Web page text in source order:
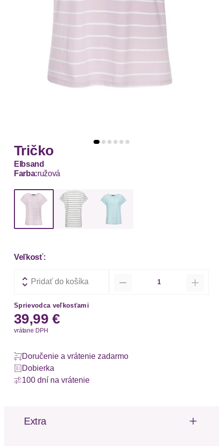
Tričko
Elbsand
Farba:ružová
Veľkosť:
Pridať do košíka
Sprievodca veľkosťami
39,99 €
vrátane DPH
Doručenie a vrátenie zadarmo
Dobierka
100 dní na vrátenie
Extra